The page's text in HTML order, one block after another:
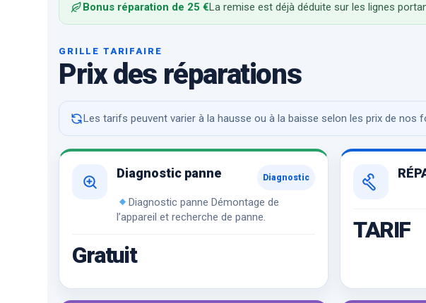
Bonus réparation de 25 €La remise est déjà déduite sur les lignes
GRILLE TARIFAIRE
Prix des réparations
Les tarifs peuvent varier à la hausse ou à la baisse selon les prix de nos
Diagnostic panne Diagnostic
Diagnostic panne Démontage de
l’appareil et recherche de panne.
Gratuit
TARIF